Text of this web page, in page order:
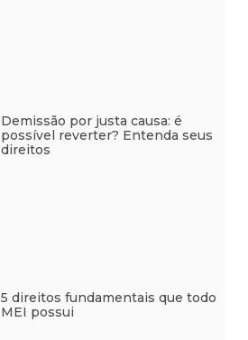
Demissão por justa causa: é
possível reverter? Entenda seus
direitos
5 direitos fundamentais que todo
MEI possui